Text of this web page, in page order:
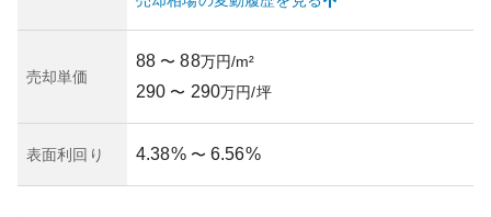
売却単価
88 〜 88万円/m²
290 〜 290万円/坪
表面利回り 4.38% 〜 6.56%